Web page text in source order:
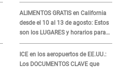
ALIMENTOS GRATIS en California
desde el 10 al 13 de agosto: Estos
son los LUGARES y horarios para
recibir la ayuda
ICE en los aeropuertos de EE.UU.:
Los DOCUMENTOS CLAVE que